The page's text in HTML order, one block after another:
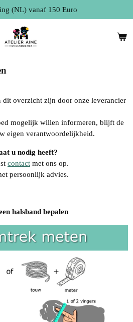
te 9300 Aalst (België)
dit overzicht zijn door onze leverancier
mogelijk willen informeren, blijft de
eigen verantwoordelijkheid.
u nodig heeft?
contact met ons op.
persoonlijk advies.
halsband bepalen